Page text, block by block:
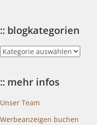
:: blogkategorien
::
blogkategorien
:: mehr infos
Unser Team
Werbeanzeigen buchen